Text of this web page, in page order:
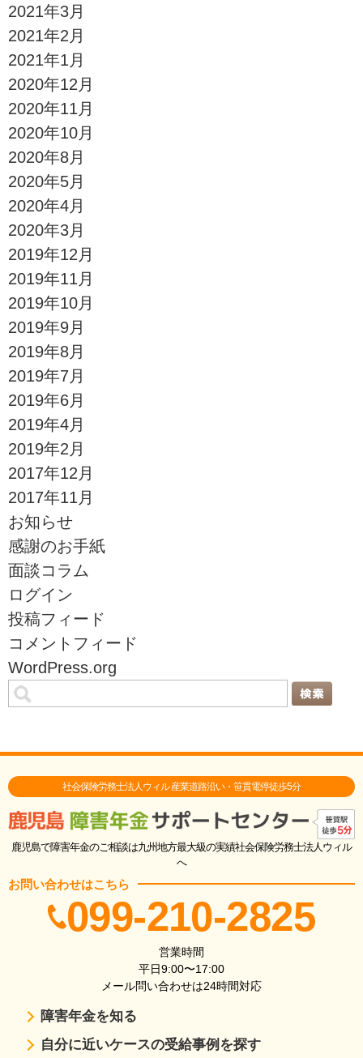
2021年3月
2021年2月
2021年1月
2020年12月
2020年11月
2020年10月
2020年8月
2020年5月
2020年4月
2020年3月
2019年12月
2019年11月
2019年10月
2019年9月
2019年8月
2019年7月
2019年6月
2019年4月
2019年2月
2017年12月
2017年11月
お知らせ
感謝のお手紙
面談コラム
ログイン
投稿フィード
コメントフィード
WordPress.org
社会保険労務士法人ウィル 産業道路沿い・笹貫電停徒歩5分
鹿児島で障害年金のご相談は九州地方最大級の実績社会保険労務士法人ウィル
へ
お問い合わせはこちら
099-210-2825
営業時間
平日9:00〜17:00
メール問い合わせは24時間対応
障害年金を知る
自分に近いケースの受給事例を探す